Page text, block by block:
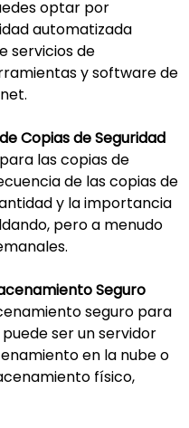
optar por
automatizada
servicios de
y software de
Copias de Seguridad
las copias de
de las copias de
y la importancia
pero a menudo
Seguro
seguro para
ser un servidor
en la nube o
físico,